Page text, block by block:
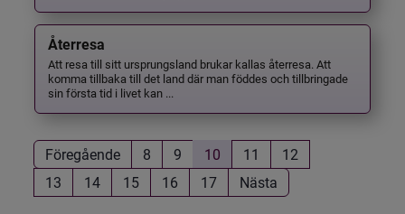
Återresa
Att resa till sitt ursprungsland brukar kallas återresa. Att
komma tillbaka till det land där man föddes och tillbringade
sin första tid i livet kan ...
Föregående 8 9 10 11
12
13
14 15 16 17 Nästa